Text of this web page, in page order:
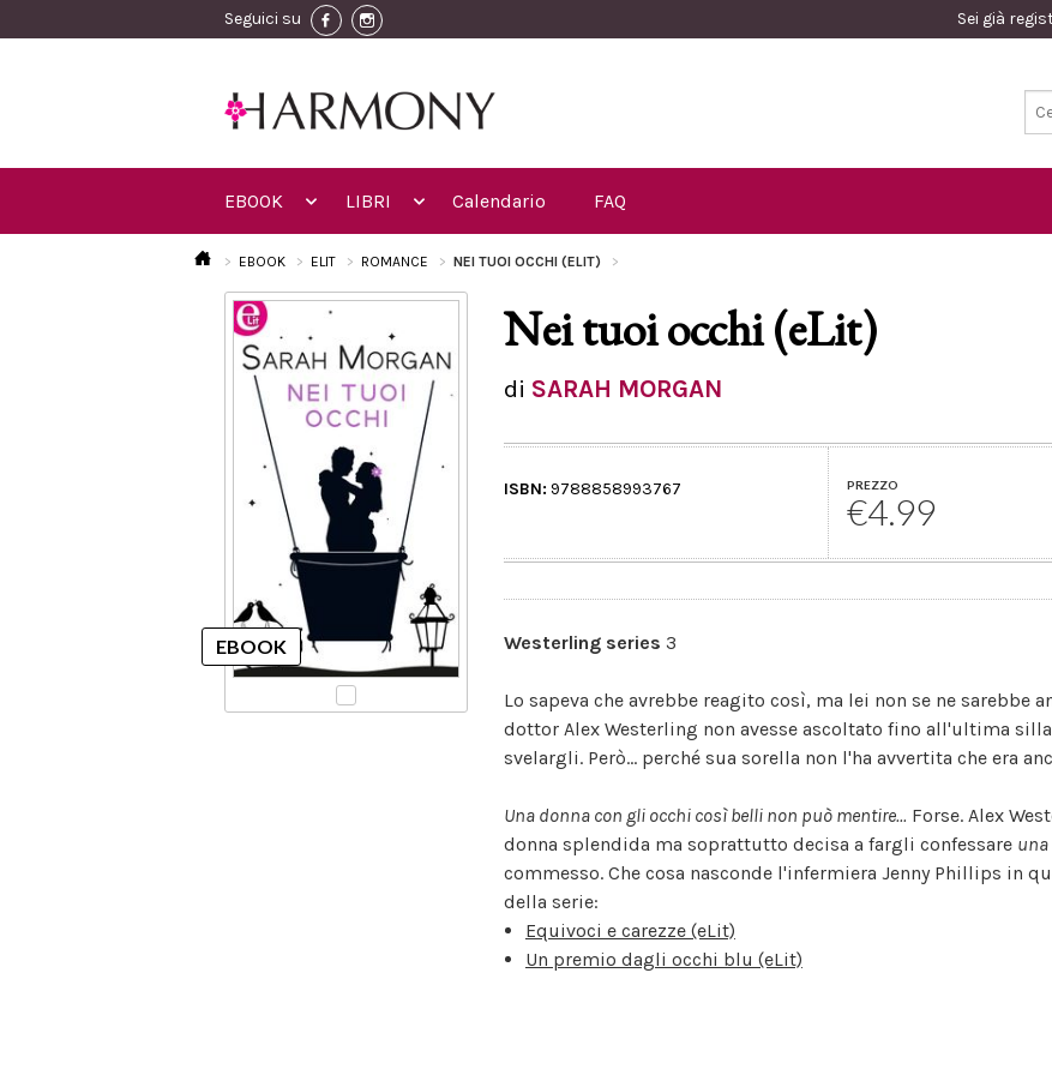
Seguici su Sei già
EBOOK LIBRI Calendario FAQ
EBOOK ELIT ROMANCE NEI TUOI OCCHI (ELIT)
Nei tuoi occhi (eLit)
di SARAH MORGAN
ISBN: 9788858993767 PREZZO
€4.99
Westerling series 3
Lo sapeva che avrebbe reagito così, ma lei non se ne sarebbe
dottor Alex Westerling non avesse ascoltato fino all'ultima
svelargli. Però... perché sua sorella non l'ha avvertita che era
Una donna con gli occhi così belli non può mentire... Forse. Alex
donna splendida ma soprattutto decisa a fargli confessare
commesso. Che cosa nasconde l'infermiera Jenny Phillips in
della serie:
Equivoci e carezze (eLit)
Un premio dagli occhi blu (eLit)